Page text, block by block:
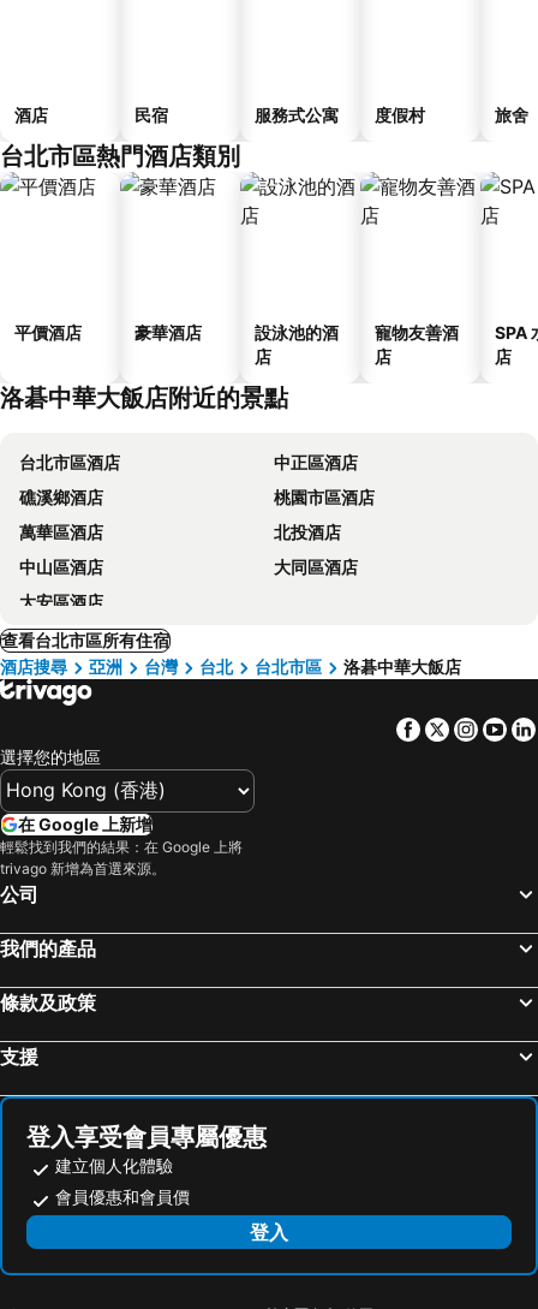
酒店 民宿 服務式公寓 度假村 旅舍
台北市區熱門酒店類別
平價酒店 豪華酒店
設泳池的酒
店
寵物友善酒
店
SPA
店
洛碁中華大飯店附近的景點
台北市區酒店
中正區酒店
礁溪鄉酒店
桃園市區酒店
萬華區酒店
北投酒店
中山區酒店
大同區酒店
大安區酒店
查看台北市區所有住宿
酒店搜尋
亞洲 台灣 台北 台北市區 洛碁中華大飯店
Facebook
Twitter
選擇您的地區
在 Google 上新增
輕鬆找到我們的結果：在 Google 上將
trivago 新增為首選來源。
公司
我們的產品
條款及政策
支援
登入享受會員專屬優惠
建立個人化體驗
會員優惠和會員價
登入